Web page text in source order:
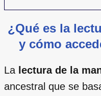
¿Qué es la
y cómo
La lectura de la
ancestral que se